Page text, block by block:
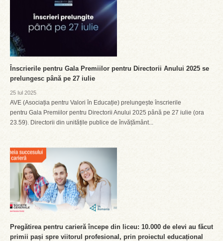
Înscrierile pentru Gala Premiilor pentru Directorii Anului 2025 se
prelungesc până pe 27 iulie
25 Iul 2025
AVE (Asociația pentru Valori în Educație) prelungește înscrierile
pentru Gala Premiilor pentru Directorii Anului 2025 până pe 27 iulie (ora
23.59). Directorii din unitățile publice de învățământ...
Pregătirea pentru carieră începe din liceu: 10.000 de elevi au făcut
primii pași spre viitorul profesional, prin proiectul educațional